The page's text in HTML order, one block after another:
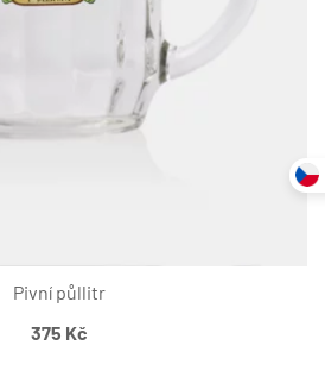
Pivní půllitr
375 Kč